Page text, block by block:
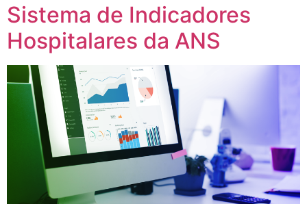
Sistema de Indicadores
Hospitalares da ANS